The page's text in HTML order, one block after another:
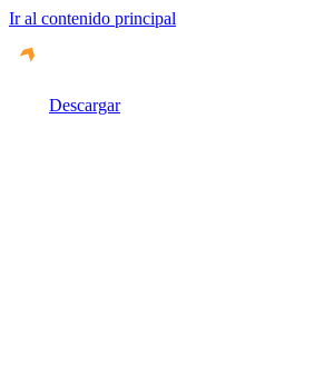
Ir al contenido principal
Descargar